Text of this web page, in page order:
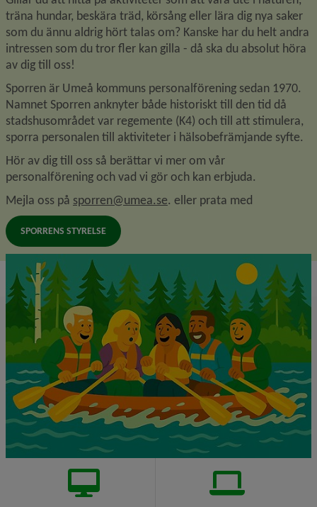
träna hundar, beskära träd, körsång eller lära dig nya saker
som du ännu aldrig hört talas om? Kanske har du helt andra
intressen som du tror fler kan gilla - då ska du absolut höra
av dig till oss!
Sporren är Umeå kommuns personalförening sedan 1970.
Namnet Sporren anknyter både historiskt till den tid då
stadshusområdet var regemente (K4) och till att stimulera,
sporra personalen till aktiviteter i hälsobefrämjande syfte.
Hör av dig till oss så berättar vi mer om vår
personalförening och vad vi gör och kan erbjuda.
Mejla oss på sporren@umea.se. eller prata med
SPORRENS STYRELSE